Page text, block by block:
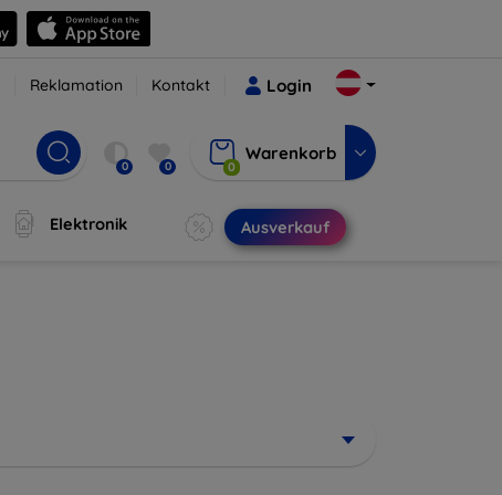
Reklamation Kontakt Login
0 0 0
Warenkorb
Elektronik Ausverkauf